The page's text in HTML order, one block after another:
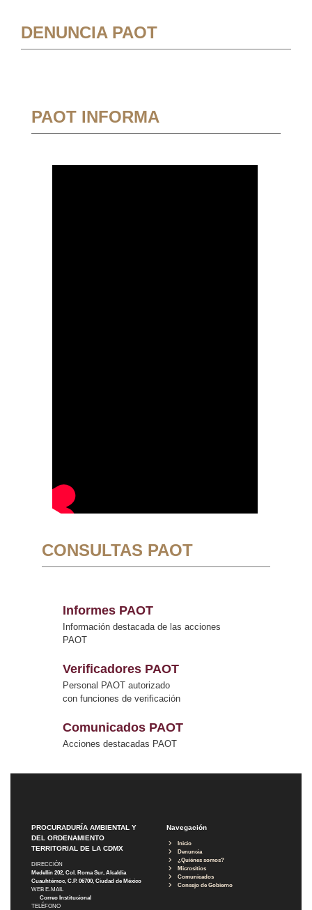
DENUNCIA PAOT
PAOT INFORMA
CONSULTAS PAOT
Informes PAOT
Información destacada de las acciones
PAOT
Verificadores PAOT
Personal PAOT autorizado
con funciones de verificación
Comunicados PAOT
Acciones destacadas PAOT
PROCURADURÍA AMBIENTAL Y
DEL ORDENAMIENTO
TERRITORIAL DE LA CDMX
DIRECCIÓN
Medellín 202, Col. Roma Sur, Alcaldía
Cuauhtémoc, C.P. 06700, Ciudad de México
WEB E-MAIL
Correo Institucional
TELÉFONO
Navegación
Inicio
Denuncia
¿Quiénes somos?
Micrositios
Comunicados
Consejo de Gobierno